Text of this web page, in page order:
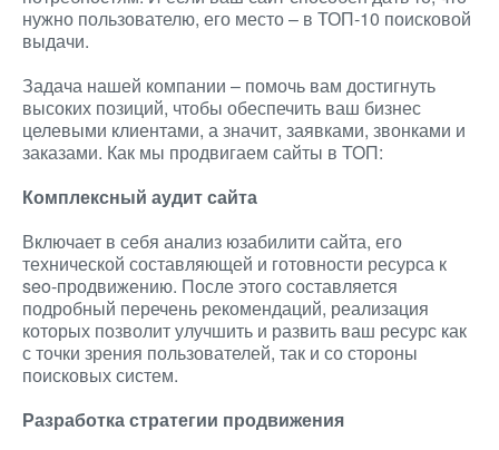
нужно пользователю, его место – в ТОП-10 поисковой
выдачи.
Задача нашей компании – помочь вам достигнуть
высоких позиций, чтобы обеспечить ваш бизнес
целевыми клиентами, а значит, заявками, звонками и
заказами. Как мы продвигаем сайты в ТОП:
Комплексный аудит сайта
Включает в себя анализ юзабилити сайта, его
технической составляющей и готовности ресурса к
seo-продвижению. После этого составляется
подробный перечень рекомендаций, реализация
которых позволит улучшить и развить ваш ресурс как
с точки зрения пользователей, так и со стороны
поисковых систем.
Разработка стратегии продвижения